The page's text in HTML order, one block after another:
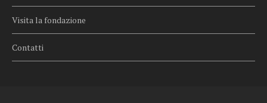
Visita la fondazione
Contatti